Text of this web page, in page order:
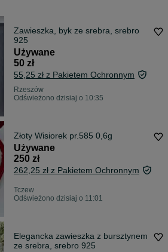
Zawieszka, byk ze srebra, srebro
925
Używane
50 zł
55,25 zł z Pakietem Ochronnym
Rzeszów
Odświeżono dzisiaj o 10:35
Złoty Wisiorek pr.585 0,6g
Używane
250 zł
262,25 zł z Pakietem Ochronnym
Tczew
Odświeżono dzisiaj o 11:01
Elegancka zawieszka z bursztynem
ze srebra, srebro 925